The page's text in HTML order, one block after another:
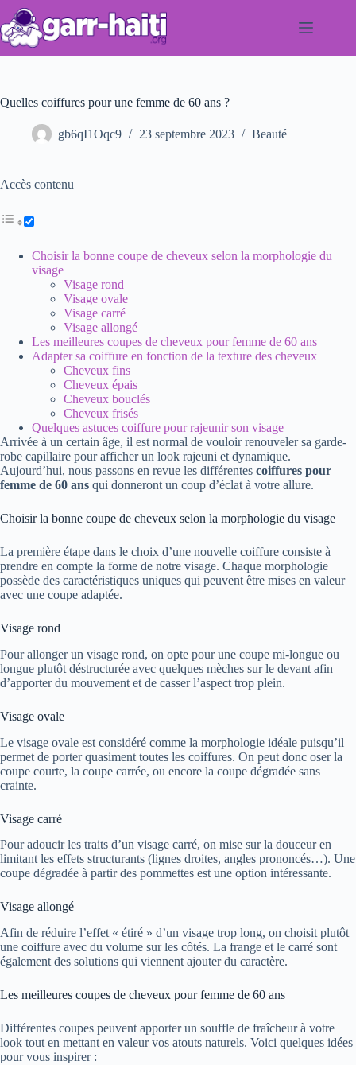
Passer
au
contenu
Quelles coiffures pour une femme de 60 ans ?
gb6qI1Oqc9 23 septembre 2023 Beauté
Accès contenu
Choisir la bonne coupe de cheveux selon la morphologie du
visage
Visage rond
Visage ovale
Visage carré
Visage allongé
Les meilleures coupes de cheveux pour femme de 60 ans
Adapter sa coiffure en fonction de la texture des cheveux
Cheveux fins
Cheveux épais
Cheveux bouclés
Cheveux frisés
Quelques astuces coiffure pour rajeunir son visage
Arrivée à un certain âge, il est normal de vouloir renouveler sa garde-
robe capillaire pour afficher un look rajeuni et dynamique.
Aujourd’hui, nous passons en revue les différentes coiffures pour
femme de 60 ans qui donneront un coup d’éclat à votre allure.
Choisir la bonne coupe de cheveux selon la morphologie du visage
La première étape dans le choix d’une nouvelle coiffure consiste à
prendre en compte la forme de notre visage. Chaque morphologie
possède des caractéristiques uniques qui peuvent être mises en valeur
avec une coupe adaptée.
Visage rond
Pour allonger un visage rond, on opte pour une coupe mi-longue ou
longue plutôt déstructurée avec quelques mèches sur le devant afin
d’apporter du mouvement et de casser l’aspect trop plein.
Visage ovale
Le visage ovale est considéré comme la morphologie idéale puisqu’il
permet de porter quasiment toutes les coiffures. On peut donc oser la
coupe courte, la coupe carrée, ou encore la coupe dégradée sans
crainte.
Visage carré
Pour adoucir les traits d’un visage carré, on mise sur la douceur en
limitant les effets structurants (lignes droites, angles prononcés…). Une
coupe dégradée à partir des pommettes est une option intéressante.
Visage allongé
Afin de réduire l’effet « étiré » d’un visage trop long, on choisit plutôt
une coiffure avec du volume sur les côtés. La frange et le carré sont
également des solutions qui viennent ajouter du caractère.
Les meilleures coupes de cheveux pour femme de 60 ans
Différentes coupes peuvent apporter un souffle de fraîcheur à votre
look tout en mettant en valeur vos atouts naturels. Voici quelques idées
pour vous inspirer :